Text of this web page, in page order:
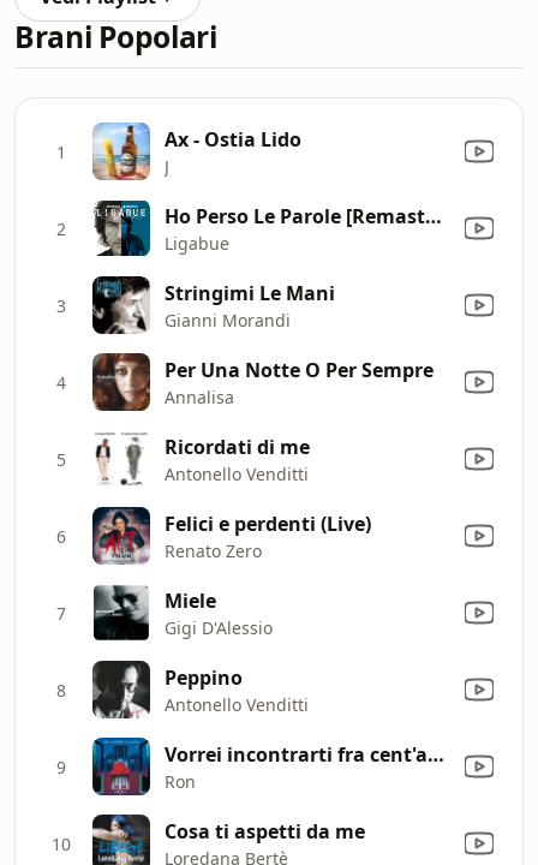
Brani Popolari
1 Ax - Ostia Lido
J
2 Ho Perso Le Parole [Remastered]
Ligabue
3 Stringimi Le Mani
Gianni Morandi
4 Per Una Notte O Per Sempre
Annalisa
5 Ricordati di me
Antonello Venditti
6 Felici e perdenti (Live)
Renato Zero
7 Miele
Gigi D'Alessio
8 Peppino
Antonello Venditti
9 Vorrei incontrarti fra cent'anni (feat. Tosca)
Ron
10 Cosa ti aspetti da me
Loredana Bertè